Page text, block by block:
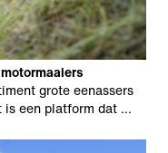
grote eenassers
is een platform dat …